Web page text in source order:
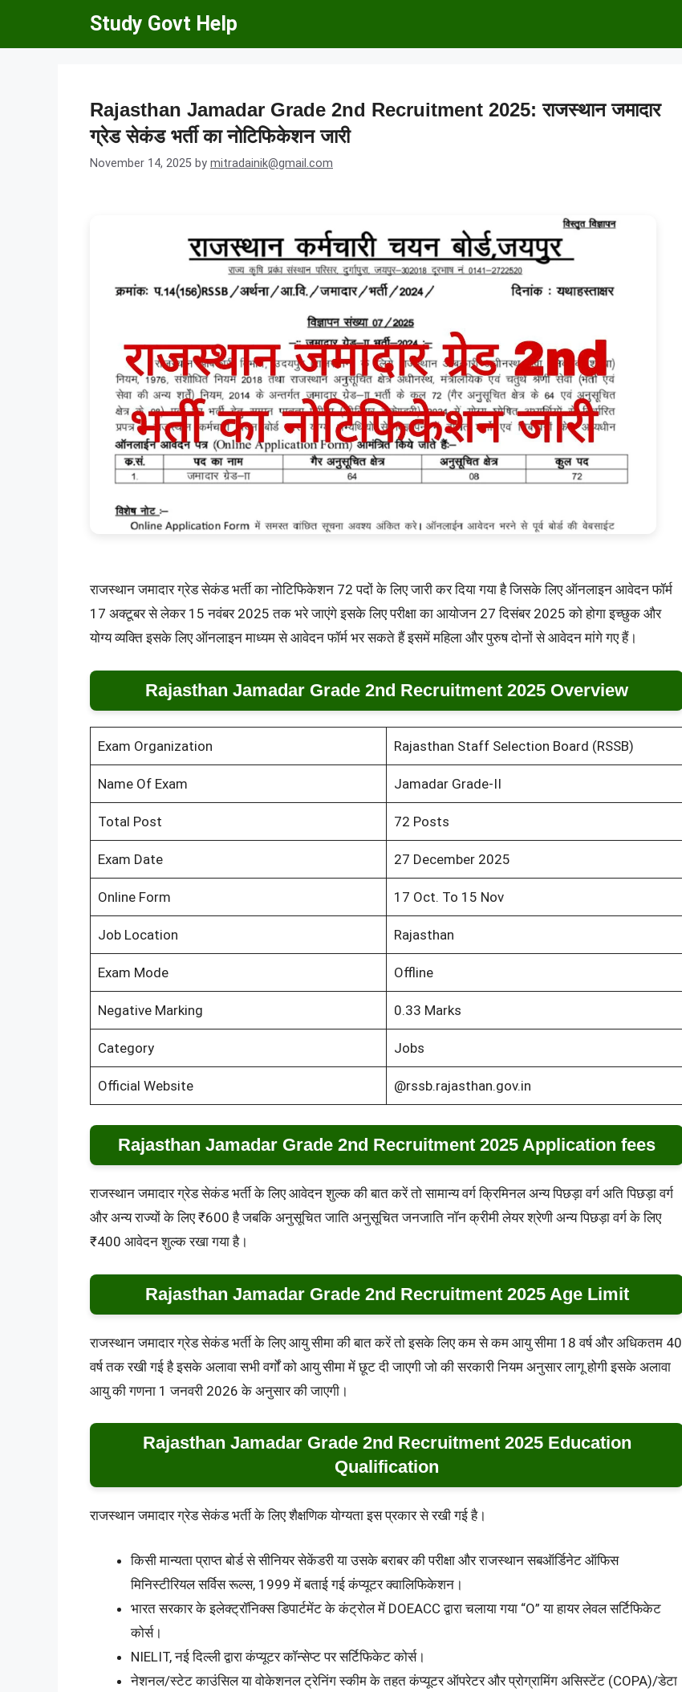
Study Govt Help
Rajasthan Jamadar Grade 2nd Recruitment 2025: राजस्थान जमादार
ग्रेड सेकंड भर्ती का नोटिफिकेशन जारी
November 14, 2025 by mitradainik@gmail.com
राजस्थान जमादार ग्रेड सेकंड भर्ती का नोटिफिकेशन 72 पदों के लिए जारी कर दिया गया है जिसके लिए ऑनलाइन आवेदन फॉर्म
17 अक्टूबर से लेकर 15 नवंबर 2025 तक भरे जाएंगे इसके लिए परीक्षा का आयोजन 27 दिसंबर 2025 को होगा इच्छुक और
योग्य व्यक्ति इसके लिए ऑनलाइन माध्यम से आवेदन फॉर्म भर सकते हैं इसमें महिला और पुरुष दोनों से आवेदन मांगे गए हैं।
Rajasthan Jamadar Grade 2nd Recruitment 2025 Overview
Exam Organization Rajasthan Staff Selection Board (RSSB)
Name Of Exam Jamadar Grade-II
Total Post 72 Posts
Exam Date 27 December 2025
Online Form 17 Oct. To 15 Nov
Job Location Rajasthan
Exam Mode Offline
Negative Marking 0.33 Marks
Category Jobs
Official Website @rssb.rajasthan.gov.in
Rajasthan Jamadar Grade 2nd Recruitment 2025 Application fees
राजस्थान जमादार ग्रेड सेकंड भर्ती के लिए आवेदन शुल्क की बात करें तो सामान्य वर्ग क्रिमिनल अन्य पिछड़ा वर्ग अति पिछड़ा वर्ग
और अन्य राज्यों के लिए ₹600 है जबकि अनुसूचित जाति अनुसूचित जनजाति नॉन क्रीमी लेयर श्रेणी अन्य पिछड़ा वर्ग के लिए
₹400 आवेदन शुल्क रखा गया है।
Rajasthan Jamadar Grade 2nd Recruitment 2025 Age Limit
राजस्थान जमादार ग्रेड सेकंड भर्ती के लिए आयु सीमा की बात करें तो इसके लिए कम से कम आयु सीमा 18 वर्ष और अधिकतम 40
वर्ष तक रखी गई है इसके अलावा सभी वर्गों को आयु सीमा में छूट दी जाएगी जो की सरकारी नियम अनुसार लागू होगी इसके अलावा
आयु की गणना 1 जनवरी 2026 के अनुसार की जाएगी।
Rajasthan Jamadar Grade 2nd Recruitment 2025 Education
Qualification
राजस्थान जमादार ग्रेड सेकंड भर्ती के लिए शैक्षणिक योग्यता इस प्रकार से रखी गई है।
किसी मान्यता प्राप्त बोर्ड से सीनियर सेकेंडरी या उसके बराबर की परीक्षा और राजस्थान सबऑर्डिनेट ऑफिस
मिनिस्टीरियल सर्विस रूल्स, 1999 में बताई गई कंप्यूटर क्वालिफिकेशन।
भारत सरकार के इलेक्ट्रॉनिक्स डिपार्टमेंट के कंट्रोल में DOEACC द्वारा चलाया गया “O” या हायर लेवल सर्टिफिकेट
कोर्स।
NIELIT, नई दिल्ली द्वारा कंप्यूटर कॉन्सेप्ट पर सर्टिफिकेट कोर्स।
नेशनल/स्टेट काउंसिल या वोकेशनल ट्रेनिंग स्कीम के तहत कंप्यूटर ऑपरेटर और प्रोग्रामिंग असिस्टेंट (COPA)/डेटा